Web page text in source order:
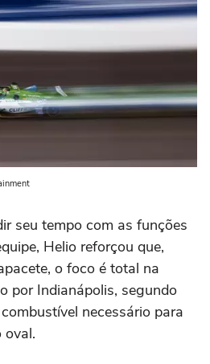
seu tempo com as funções
Helio reforçou que,
o foco é total na
por Indianápolis, segundo
necessário para
oval.